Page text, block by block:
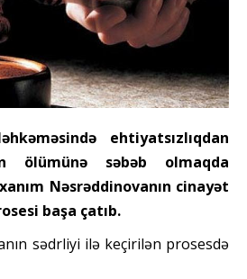
ehtiyatsızlıqdan
ölümünə səbəb olmaqda
Nəsrəddinovanın cinayət
başa çatıb.
sədrliyi ilə keçirilən prosesdə